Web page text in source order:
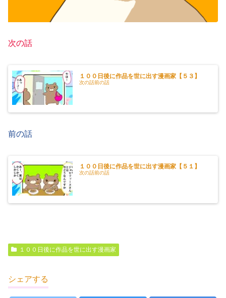
次の話
１００日後に作品を世に出す漫画家【５３】
次の話前の話
前の話
１００日後に作品を世に出す漫画家【５１】
次の話前の話
１００日後に作品を世に出す漫画家
シェアする